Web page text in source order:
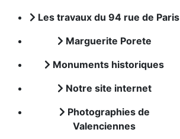
Les travaux du 94 rue de Paris
Marguerite Porete
Monuments historiques
Notre site internet
Photographies de
Valenciennes